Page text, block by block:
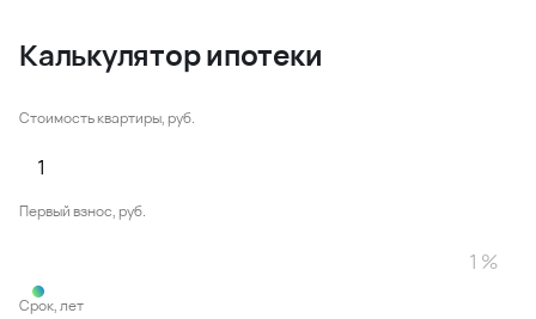
Калькулятор ипотеки
Стоимость квартиры, руб.
Первый взнос, руб.
Срок, лет